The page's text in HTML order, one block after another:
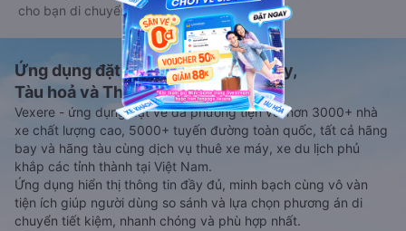
cho bạn di chuyển.
Ứng dụng đặt vé Xe khách, Máy bay,
Tàu hoả và Thuê xe
Vexere - ứng dụng đặt vé đa phương tiện với hơn 3000+ nhà
xe chất lượng cao, 5000+ tuyến đường toàn quốc, tất cả hãng
bay và hãng tàu cùng dịch vụ thuê xe máy, xe du lịch phủ
khắp các tỉnh thành tại Việt Nam.
Ứng dụng hiển thị thông tin đầy đủ, minh bạch cùng vô vàn
tiện ích giúp người dùng so sánh và lựa chọn phương án di
chuyển tiết kiệm, nhanh chóng và phù hợp nhất.